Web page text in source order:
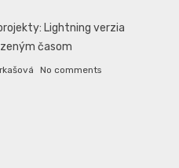
Lightning verzia
časom
No comments